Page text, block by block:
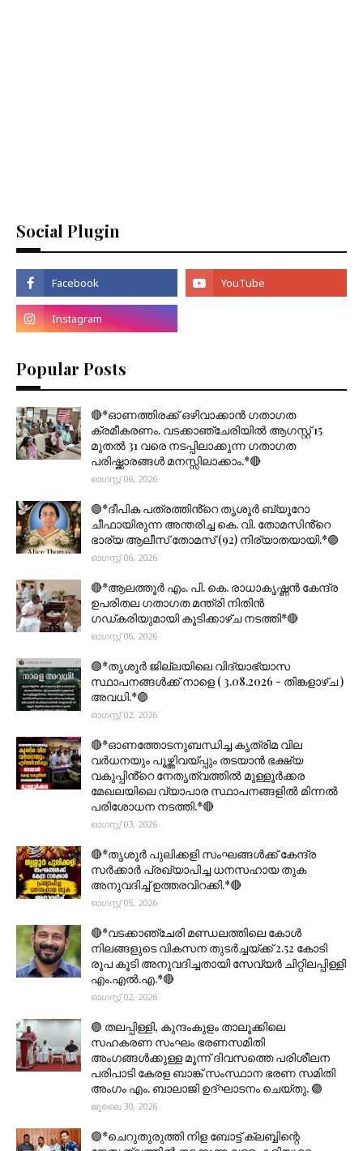
Social Plugin
Popular Posts
🔴*ഓണത്തിരക്ക് ഒഴിവാക്കാൻ ഗതാഗത
ക്രമീകരണം. വടക്കാഞ്ചേരിയിൽ ആഗസ്റ്റ് 15
മുതല്‍ 31 വരെ നടപ്പിലാക്കുന്ന ഗതാഗത
പരിഷ്ക്കാരങ്ങൾ മനസ്സിലാക്കാം.*🔴
ഓഗസ്റ്റ് 06, 2026
🟣*ദീപിക പത്രത്തിൻ്റെ തൃശൂർ ബ്യൂറോ
ചീഫായിരുന്ന അന്തരിച്ച കെ. വി. തോമസിൻ്റെ
ഭാര്യ ആലീസ് തോമസ് (92) നിര്യാതയായി.*🟣
ഓഗസ്റ്റ് 06, 2026
🔴*ആലത്തൂർ എം. പി. കെ. രാധാകൃഷ്ണൻ കേന്ദ്ര
ഉപരിതല ഗതാഗത മന്ത്രി നിതിൻ
ഗഡ്കരിയുമായി കൂടിക്കാഴ്ച നടത്തി*🔴
ഓഗസ്റ്റ് 06, 2026
🟣*തൃശൂര്‍ ജില്ലയിലെ വിദ്യാഭ്യാസ
സ്ഥാപനങ്ങൾക്ക് നാളെ ( 3.08.2026 - തിങ്കളാഴ്ച )
അവധി.*🟣
ഓഗസ്റ്റ് 02, 2026
🔴*ഓണത്തോടനുബന്ധിച്ച കൃത്രിമ വില
വർധനയും പൂഴ്ത്തിവയ്പ്പും തടയാൻ ഭക്ഷ്യ
വകുപ്പിൻ്റെ നേതൃത്വത്തിൽ മുള്ളൂർക്കര
മേഖലയിലെ വ്യാപാര സ്ഥാപനങ്ങളിൽ മിന്നൽ
പരിശോധന നടത്തി.*🔴
ഓഗസ്റ്റ് 03, 2026
🔴*തൃശൂര്‍ പുലിക്കളി സംഘങ്ങള്‍ക്ക് കേന്ദ്ര
സര്‍ക്കാര്‍ പ്രഖ്യാപിച്ച ധനസഹായ തുക
അനുവദിച്ച് ഉത്തരവിറക്കി.*🔴
ഓഗസ്റ്റ് 05, 2026
🔴*വടക്കാഞ്ചേരി മണ്ഡലത്തിലെ കോൾ
നിലങ്ങളുടെ വികസന തുടർച്ചയ്ക്ക് 2.52 കോടി
രൂപ കൂടി അനുവദിച്ചതായി സേവ്യർ ചിറ്റിലപ്പിള്ളി
എം.എൽ.എ.*🔴
ഓഗസ്റ്റ് 02, 2026
🟣 തലപ്പിള്ളി, കുന്ദംകുളം താലൂക്കിലെ
സഹകരണ സംഘം ഭരണസമിതി
അംഗങ്ങൾക്കുള്ള മൂന്ന് ദിവസത്തെ പരിശീലന
പരിപാടി കേരള ബാങ്ക് സംസ്ഥാന ഭരണ സമിതി
അംഗം എം. ബാലാജി ഉദ്ഘാടനം ചെയ്തു. 🟣
ജൂലൈ 30, 2026
🟣*ചെറുതുരുത്തി നിള ബോട്ട് ക്ലബ്ബിന്റെ